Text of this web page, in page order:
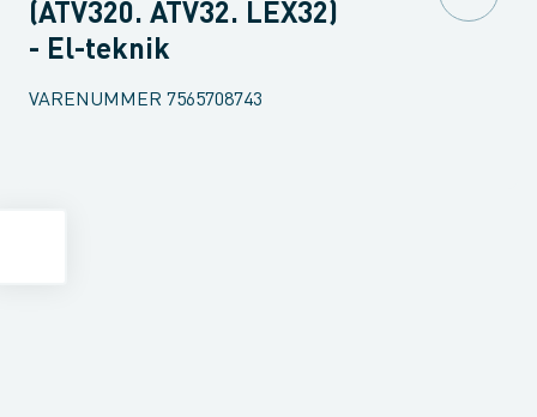
(ATV320. ATV32. LEX32)
- El-teknik
VARENUMMER 7565708743